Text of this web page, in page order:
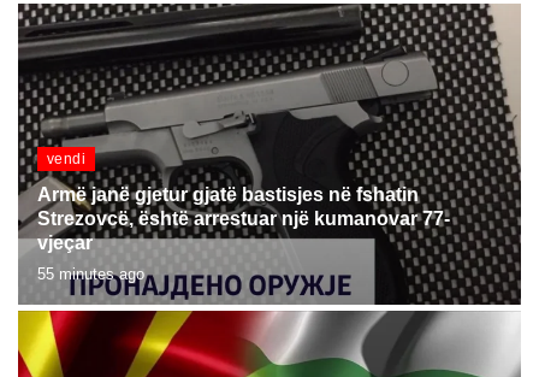
vendi
Armë janë gjetur gjatë bastisjes në fshatin
Strezovcë, është arrestuar një kumanovar 77-
vjeçar
55 minutes ago